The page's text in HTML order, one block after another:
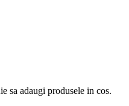
sa adaugi produsele in cos.